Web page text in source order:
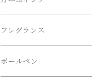
フレグランス
ボールペン